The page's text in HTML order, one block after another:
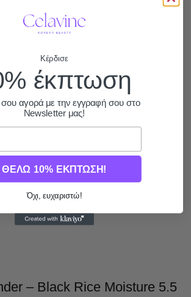
pH Niacinamide Micellar
– Black Rice Moisture 5.5
Κέρδισε
έκπτωση
αγορά με την εγγραφή σου στο
Newsletter μας!
ΘΕΛΩ 10% ΕΚΠΤΩΣΗ!
Όχι, ευχαριστώ!